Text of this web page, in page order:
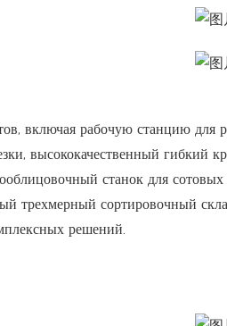
включая рабочую станцию ​​для
высококачественный гибкий
станок для
трехмерный сортировочный
решений.